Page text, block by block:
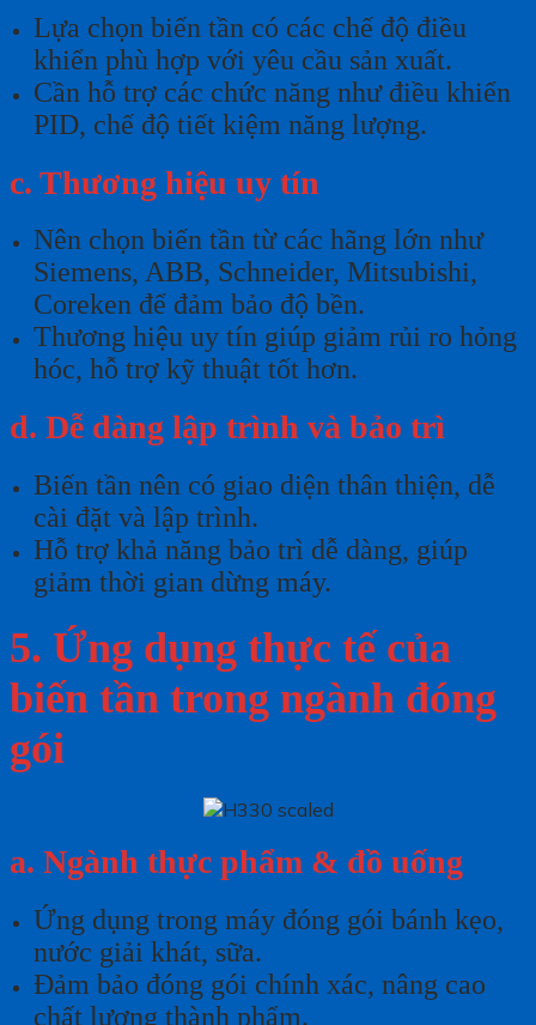
Lựa chọn biến tần có các chế độ điều
khiển phù hợp với yêu cầu sản xuất.
Cần hỗ trợ các chức năng như điều khiển
PID, chế độ tiết kiệm năng lượng.
c. Thương hiệu uy tín
Nên chọn biến tần từ các hãng lớn như
Siemens, ABB, Schneider, Mitsubishi,
Coreken để đảm bảo độ bền.
Thương hiệu uy tín giúp giảm rủi ro hỏng
hóc, hỗ trợ kỹ thuật tốt hơn.
d. Dễ dàng lập trình và bảo trì
Biến tần nên có giao diện thân thiện, dễ
cài đặt và lập trình.
Hỗ trợ khả năng bảo trì dễ dàng, giúp
giảm thời gian dừng máy.
5. Ứng dụng thực tế của
biến tần trong ngành đóng
gói
a. Ngành thực phẩm & đồ uống
Ứng dụng trong máy đóng gói bánh kẹo,
nước giải khát, sữa.
Đảm bảo đóng gói chính xác, nâng cao
chất lượng thành phẩm.